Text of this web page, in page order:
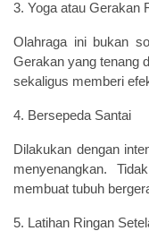
3. Yoga atau Gerakan
Olahraga ini bukan
Gerakan yang tenang
sekaligus memberi
4. Bersepeda Santai
Dilakukan dengan
menyenangkan.
membuat tubuh
5. Latihan Ringan